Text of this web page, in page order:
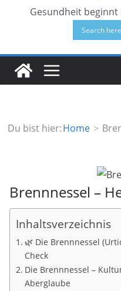
Gesundheit
Du bist hier:Home
Brennnessel –
Inhaltsverzeichnis
🌿 Die Brennnessel
Check
Die Brennnessel –
Aberglaube